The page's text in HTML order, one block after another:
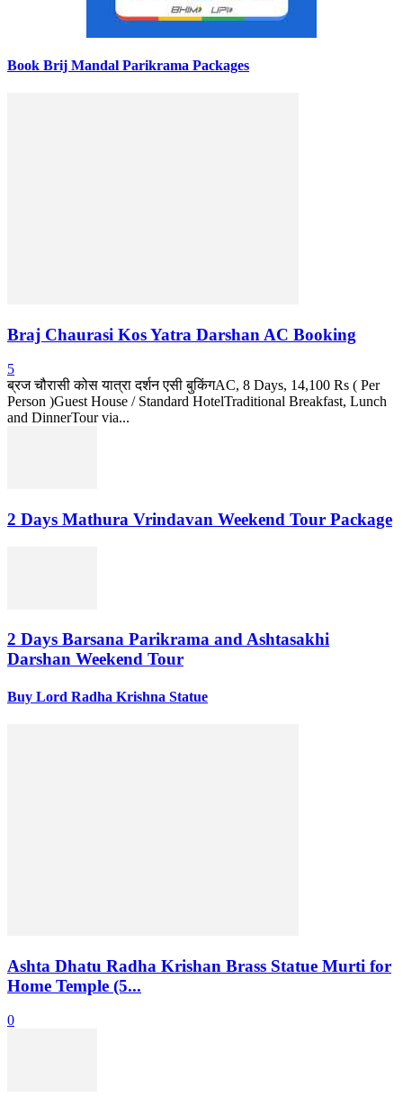
Book Brij Mandal Parikrama Packages
Braj Chaurasi Kos Yatra Darshan AC Booking
5
ब्रज चौरासी कोस यात्रा दर्शन एसी बुकिंगAC, 8 Days, 14,100 Rs ( Per
Person )Guest House / Standard HotelTraditional Breakfast, Lunch
and DinnerTour via...
2 Days Mathura Vrindavan Weekend Tour Package
2 Days Barsana Parikrama and Ashtasakhi
Darshan Weekend Tour
Buy Lord Radha Krishna Statue
Ashta Dhatu Radha Krishan Brass Statue Murti for
Home Temple (5...
0